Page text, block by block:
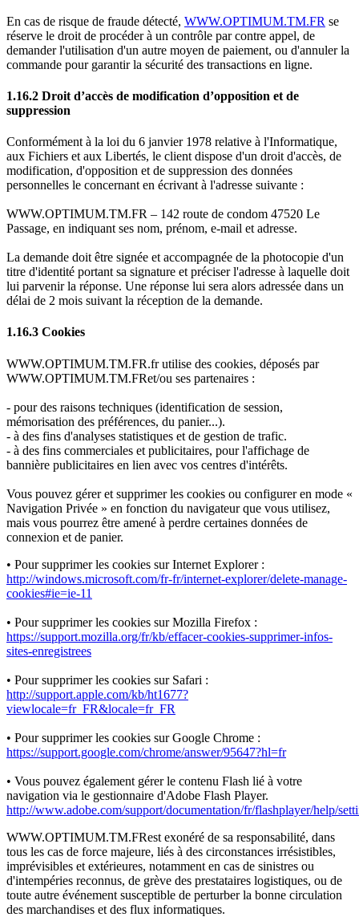
En cas de risque de fraude détecté, WWW.OPTIMUM.TM.FR se
réserve le droit de procéder à un contrôle par contre appel, de
demander l'utilisation d'un autre moyen de paiement, ou d'annuler la
commande pour garantir la sécurité des transactions en ligne.
1.16.2 Droit d’accès de modification d’opposition et de
suppression
Conformément à la loi du 6 janvier 1978 relative à l'Informatique,
aux Fichiers et aux Libertés, le client dispose d'un droit d'accès, de
modification, d'opposition et de suppression des données
personnelles le concernant en écrivant à l'adresse suivante :
WWW.OPTIMUM.TM.FR – 142 route de condom 47520 Le
Passage, en indiquant ses nom, prénom, e-mail et adresse.
La demande doit être signée et accompagnée de la photocopie d'un
titre d'identité portant sa signature et préciser l'adresse à laquelle doit
lui parvenir la réponse. Une réponse lui sera alors adressée dans un
délai de 2 mois suivant la réception de la demande.
1.16.3 Cookies
WWW.OPTIMUM.TM.FR.fr utilise des cookies, déposés par
WWW.OPTIMUM.TM.FRet/ou ses partenaires :
- pour des raisons techniques (identification de session,
mémorisation des préférences, du panier...).
- à des fins d'analyses statistiques et de gestion de trafic.
- à des fins commerciales et publicitaires, pour l'affichage de
bannière publicitaires en lien avec vos centres d'intérêts.
Vous pouvez gérer et supprimer les cookies ou configurer en mode «
Navigation Privée » en fonction du navigateur que vous utilisez,
mais vous pourrez être amené à perdre certaines données de
connexion et de panier.
• Pour supprimer les cookies sur Internet Explorer :
http://windows.microsoft.com/fr-fr/internet-explorer/delete-manage-
cookies#ie=ie-11
• Pour supprimer les cookies sur Mozilla Firefox :
https://support.mozilla.org/fr/kb/effacer-cookies-supprimer-infos-
sites-enregistrees
• Pour supprimer les cookies sur Safari :
http://support.apple.com/kb/ht1677?
viewlocale=fr_FR&locale=fr_FR
• Pour supprimer les cookies sur Google Chrome :
https://support.google.com/chrome/answer/95647?hl=fr
• Vous pouvez également gérer le contenu Flash lié à votre
navigation via le gestionnaire d'Adobe Flash Player.
http://www.adobe.com/support/documentation/fr/flashplayer/help/
WWW.OPTIMUM.TM.FRest exonéré de sa responsabilité, dans
tous les cas de force majeure, liés à des circonstances irrésistibles,
imprévisibles et extérieures, notamment en cas de sinistres ou
d'intempéries reconnus, de grève des prestataires logistiques, ou de
toute autre événement susceptible de perturber la bonne circulation
des marchandises et des flux informatiques.